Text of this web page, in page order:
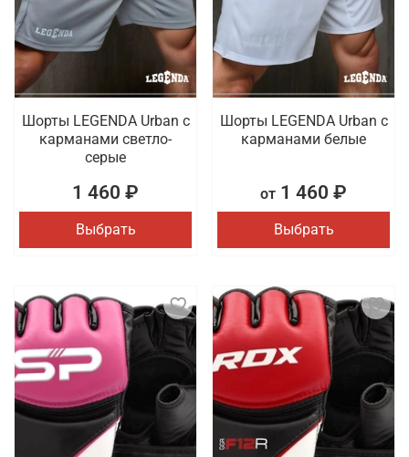
Шорты LEGENDA Urban c
карманами светло-
серые
1 460 ₽
Выбрать
Шорты LEGENDA Urban c
карманами белые
от 1 460 ₽
Выбрать